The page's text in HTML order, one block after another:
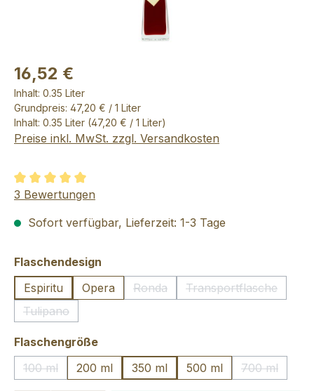
16,52 €
Inhalt: 0.35 Liter
Grundpreis: 47,20 € / 1 Liter
Inhalt: 0.35 Liter (47,20 € / 1 Liter)
Preise inkl. MwSt. zzgl. Versandkosten
Durchschnittliche Bewertung von 5 von 5 Sternen
3 Bewertungen
Sofort verfügbar, Lieferzeit: 1-3 Tage
Flaschendesign
Espiritu
Opera Ronda
(Diese Option ist zurzeit nicht
Transportflasche
(Diese Option ist
Tulipano
(Diese Option ist zurzeit nicht verfügbar.)
Flaschengrößeauswählen
100 ml
(Diese Option ist zurzeit nicht verfügbar.)
200 ml 350 ml 500 ml 700 ml
(Diese